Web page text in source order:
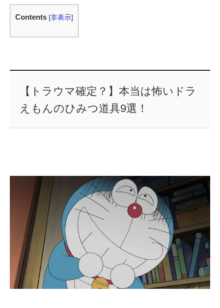
Contents [非表示]
【トラウマ確定？】本当は怖いドラ
えもんのひみつ道具9選！